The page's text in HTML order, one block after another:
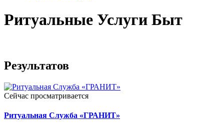
Ритуальные Услуги Быт
Результатов
Сейчас просматривается
Ритуальная Служба «ГРАНИТ»